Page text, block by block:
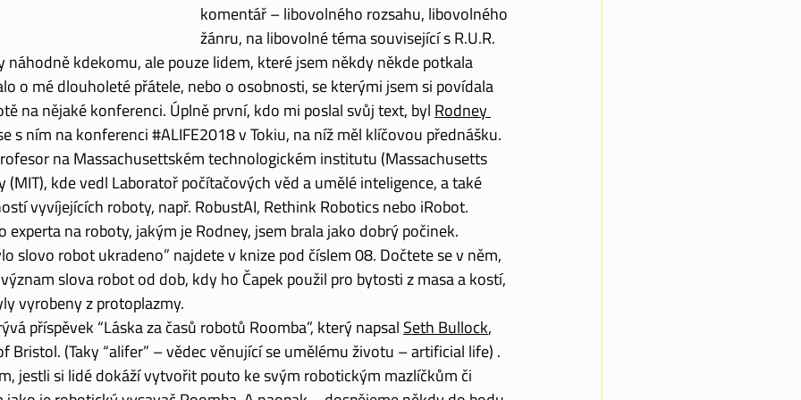
komentář – libovolného rozsahu, libovolného
žánru, na libovolné téma související s R.U.R.
náhodně kdekomu, ale pouze lidem, které jsem někdy někde potkala
o mé dlouholeté přátele, nebo o osobnosti, se kterými jsem si povídala
na nějaké konferenci. Úplně první, kdo mi poslal svůj text, byl Rodney
s ním na konferenci #ALIFE2018 v Tokiu, na níž měl klíčovou přednášku.
na Massachusettském technologickém institutu (Massachusetts
(MIT), kde vedl Laboratoř počítačových věd a umělé inteligence, a také
vyvíjejících roboty, např. RobustAI, Rethink Robotics nebo iRobot.
experta na roboty, jakým je Rodney, jsem brala jako dobrý počinek.
slovo robot ukradeno” najdete v knize pod číslem 08. Dočtete se v něm,
slova robot od dob, kdy ho Čapek použil pro bytosti z masa a kostí,
vyrobeny z protoplazmy.
příspěvek “Láska za časů robotů Roomba”, který napsal Seth Bullock,
Bristol. (Taky “alifer” – vědec věnující se umělému životu – artificial life) .
jestli si lidé dokáží vytvořit pouto ke svým robotickým mazlíčkům či